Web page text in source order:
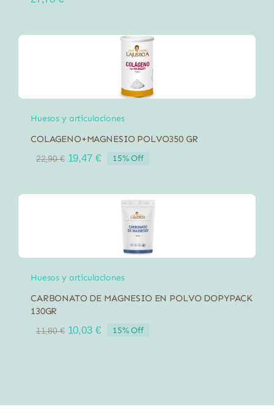
Huesos y articulaciones
COLAGENO+MAGNESIO POLVO350 GR
22,90€ El
era:
19,47 €El
es:
19,47 €.
15% Off
Huesos y articulaciones
CARBONATO DE MAGNESIO EN POLVO DOPYPACK
130GR
11,80€ El
10,03 €El
15% Off